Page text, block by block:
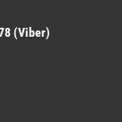
(Viber)